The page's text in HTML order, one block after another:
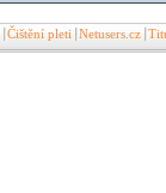
Čištění pleti Netusers.cz